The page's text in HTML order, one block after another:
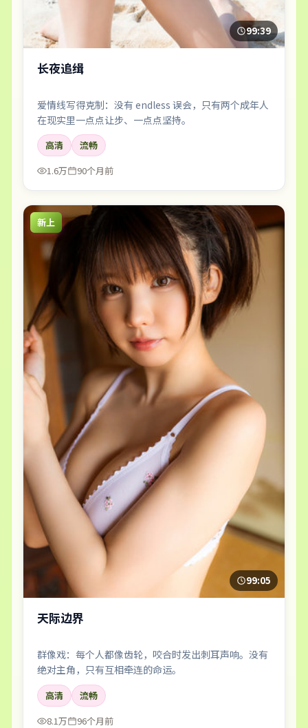
99:39
长夜追缉
爱情线写得克制：没有 endless 误会，只有两个成年人
在现实里一点点让步、一点点坚持。
高清
流畅
1.6万
90个月前
新上
99:05
天际边界
群像戏：每个人都像齿轮，咬合时发出刺耳声响。没有
绝对主角，只有互相牵连的命运。
高清
流畅
8.1万
96个月前